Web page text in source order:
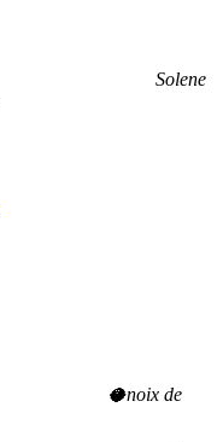
Solene
🥥noix de